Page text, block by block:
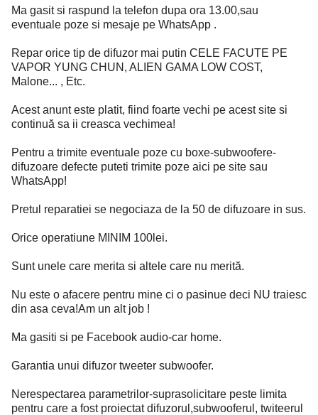
Ma gasit si raspund la telefon dupa ora 13.00,sau
eventuale poze si mesaje pe WhatsApp .
Repar orice tip de difuzor mai putin CELE FACUTE PE
VAPOR YUNG CHUN, ALIEN GAMA LOW COST,
Malone... , Etc.
Acest anunt este platit, fiind foarte vechi pe acest site si
continuă sa ii creasca vechimea!
Pentru a trimite eventuale poze cu boxe-subwoofere-
difuzoare defecte puteti trimite poze aici pe site sau
WhatsApp!
Pretul reparatiei se negociaza de la 50 de difuzoare in sus.
Orice operatiune MINIM 100lei.
Sunt unele care merita si altele care nu merită.
Nu este o afacere pentru mine ci o pasinue deci NU traiesc
din asa ceva!Am un alt job !
Ma gasiti si pe Facebook audio-car home.
Garantia unui difuzor tweeter subwoofer.
Nerespectarea parametrilor-suprasolicitare peste limita
pentru care a fost proiectat difuzorul,subwooferul, twiteerul